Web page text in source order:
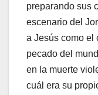
preparando sus
escenario del
a Jesús como el
pecado del
en la muerte
cuál era su